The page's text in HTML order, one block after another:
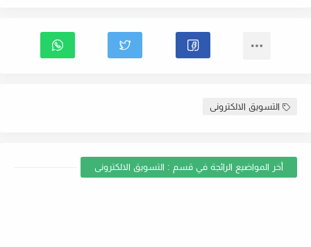
التسويق الالكترونى
أخر المواضيع الرائجة في قسم : التسويق الالكترونى